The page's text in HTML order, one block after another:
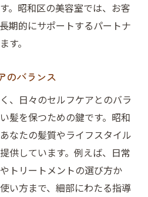
。昭和区の美容室では、お客
期的にサポートするパートナ
す。
のバランス
、日々のセルフケアとのバラ
髪を保つための鍵です。昭和
なたの髪質やライフスタイル
供しています。例えば、日常
トリートメントの選び方か
い方まで、細部にわたる指導